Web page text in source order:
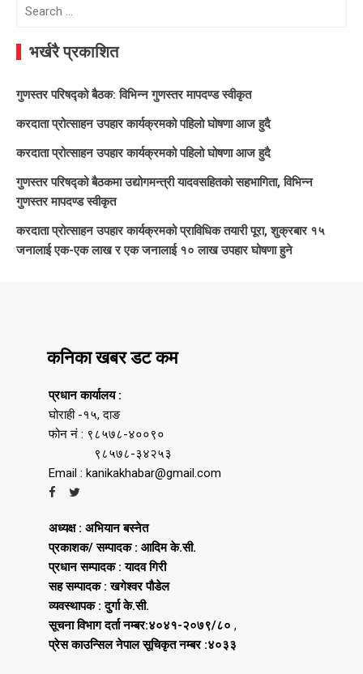
Search
भर्खरै प्रकाशित
गुणस्तर परिषद्को बैठक: विभिन्न गुणस्तर मापदण्ड स्वीकृत
करदाता प्रोत्साहन उपहार कार्यक्रमको पहिलो घोषणा आज हुदै
करदाता प्रोत्साहन उपहार कार्यक्रमको पहिलो घोषणा आज हुदै
गुणस्तर परिषद्को बैठकमा उद्योगमन्त्री यादवसहितको सहभागिता, विभिन्न
गुणस्तर मापदण्ड स्वीकृत
करदाता प्रोत्साहन उपहार कार्यक्रमको प्राविधिक तयारी पूरा, शुक्रबार १५
जनालाई एक-एक लाख र एक जनालाई १० लाख उपहार घोषणा हुने
कनिका खबर डट कम
प्रधान कार्यालय :
घोराही -१५, दाङ
फोन नं : ९८५७८-४००९०
९८५७८-३४२५३
Email : kanikakhabar@gmail.com
अध्यक्ष : अभियान बस्नेत
प्रकाशक/ सम्पादक : आदिम के.सी.
प्रधान सम्पादक : यादव गिरी
सह सम्पादक : खगेश्वर पौडेल
व्यवस्थापक : दुर्गा के.सी.
सूचना विभाग दर्ता नम्बर:४०४१-२०७९/८० ,
प्रेस काउन्सिल नेपाल सूचिकृत नम्बर :४०३३